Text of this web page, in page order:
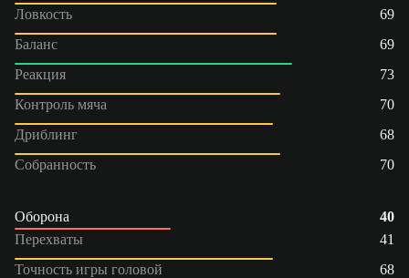
Ловкость
69
Баланс
69
Реакция
73
Контроль мяча
70
Дриблинг
68
Собранность
70
Оборона
40
Перехваты
41
Точность игры головой
68